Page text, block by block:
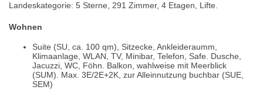
Landeskategorie: 5 Sterne, 291 Zimmer, 4 Etagen, Lifte.
Wohnen
Suite (SU, ca. 100 qm), Sitzecke, Ankleideraumm,
Klimaanlage, WLAN, TV, Minibar, Telefon, Safe. Dusche,
Jacuzzi, WC, Föhn. Balkon, wahlweise mit Meerblick
(SUM). Max. 3E/2E+2K, zur Alleinnutzung buchbar (SUE,
SEM)